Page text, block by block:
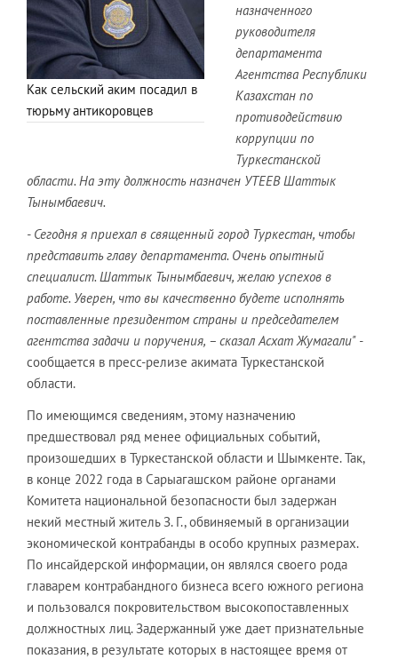
Как сельский аким посадил в
тюрьму антикоровцев
назначенного
руководителя
департамента
Агентства Республики
Казахстан по
противодействию
коррупции по
Туркестанской
области. На эту должность назначен УТЕЕВ Шаттык
Тынымбаевич.
- Сегодня я приехал в священный город Туркестан, чтобы
представить главу департамента. Очень опытный
специалист. Шаттык Тынымбаевич, желаю успехов в
работе. Уверен, что вы качественно будете исполнять
поставленные президентом страны и председателем
агентства задачи и поручения, – сказал Асхат Жумагали" -
сообщается в пресс-релизе акимата Туркестанской
области.
По имеющимся сведениям, этому назначению
предшествовал ряд менее официальных событий,
произошедших в Туркестанской области и Шымкенте. Так,
в конце 2022 года в Сарыагашском районе органами
Комитета национальной безопасности был задержан
некий местный житель З. Г., обвиняемый в организации
экономической контрабанды в особо крупных размерах.
По инсайдерской информации, он являлся своего рода
главарем контрабандного бизнеса всего южного региона
и пользовался покровительством высокопоставленных
должностных лиц. Задержанный уже дает признательные
показания, в результате которых в настоящее время от